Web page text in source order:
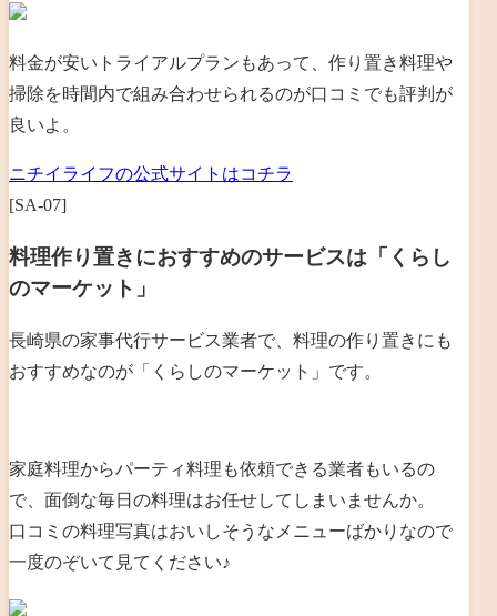
料金が安いトライアルプランもあって、作り置き料理や
掃除を時間内で組み合わせられるのが口コミでも評判が
良いよ。
ニチイライフの公式サイトはコチラ
[SA-07]
料理作り置きにおすすめのサービスは「くらし
のマーケット」
長崎県の家事代行サービス業者で、料理の作り置きにも
おすすめなのが「くらしのマーケット」です。
家庭料理からパーティ料理も依頼できる業者もいるの
で、面倒な毎日の料理はお任せしてしまいませんか。
口コミの料理写真はおいしそうなメニューばかりなので
一度のぞいて見てください♪